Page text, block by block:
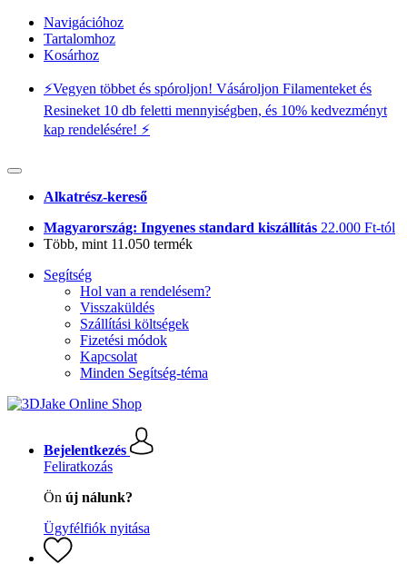
Navigációhoz
Tartalomhoz
Kosárhoz
⚡️Vegyen többet és spóroljon! Vásároljon Filamenteket és
Resineket 10 db feletti mennyiségben, és 10% kedvezményt
kap rendelésére! ⚡️
Alkatrész-kereső
Magyarország: Ingyenes standard kiszállítás 22.000 Ft-tól
Több, mint 11.050 termék
Segítség
Hol van a rendelésem?
Visszaküldés
Szállítási költségek
Fizetési módok
Kapcsolat
Minden Segítség-téma
Bejelentkezés
Feliratkozás
Ön új nálunk?
Ügyfélfiók nyitása